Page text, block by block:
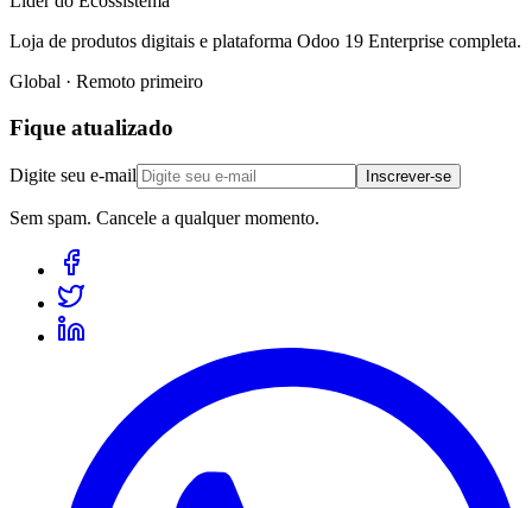
Loja de produtos digitais e plataforma Odoo 19 Enterprise completa.
Global · Remoto primeiro
Fique atualizado
Digite seu e-mail Inscrever-se
Sem spam. Cancele a qualquer momento.